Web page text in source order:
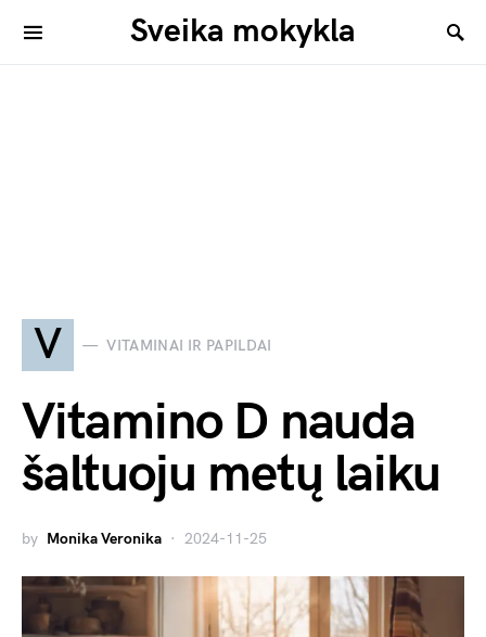
Sveika mokykla
V VITAMINAI IR PAPILDAI
Vitamino D nauda
šaltuoju metų laiku
by Monika Veronika 2024-11-25